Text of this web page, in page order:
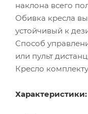
наклона всего
Обивка кресла
устойчивый к
Способ
или пульт
Кресло
Характеристики: